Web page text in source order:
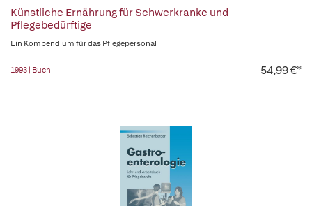
Künstliche Ernährung für Schwerkranke und
Pflegebedürftige
Ein Kompendium für das Pflegepersonal
1993 | Buch 54,99 €*